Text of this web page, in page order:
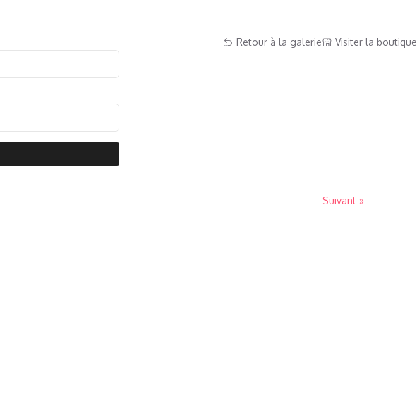
Retour à la galerie Visiter la boutique
Suivant »